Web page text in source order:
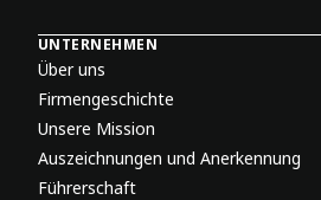
UNTERNEHMEN
Über uns
Firmengeschichte
Unsere Mission
Auszeichnungen und Anerkennung
Führerschaft